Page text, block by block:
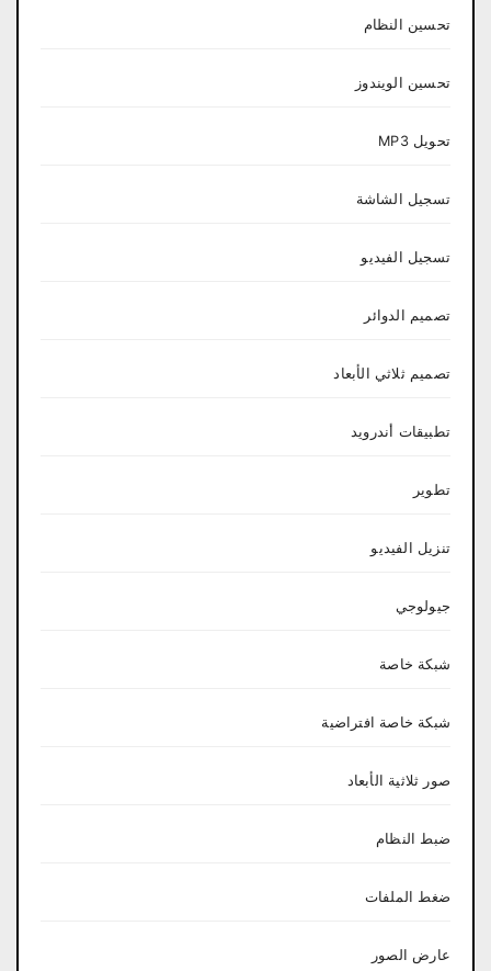
تحسين النظام
تحسين الويندوز
تحويل MP3
تسجيل الشاشة
تسجيل الفيديو
تصميم الدوائر
تصميم ثلاثي الأبعاد
تطبيقات أندرويد
تطوير
تنزيل الفيديو
جيولوجي
شبكة خاصة
شبكة خاصة افتراضية
صور ثلاثية الأبعاد
ضبط النظام
ضغط الملفات
عارض الصور